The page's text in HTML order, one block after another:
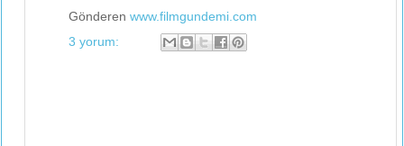
Gönderen www.filmgundemi.com
3 yorum: